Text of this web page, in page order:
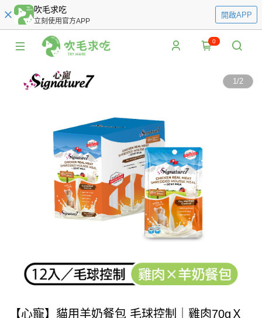
吹毛求吃
立刻使用官方APP
開啟APP
0
1/2
【心寵】貓用羊奶餐包 毛球控制｜雞肉70gＸ